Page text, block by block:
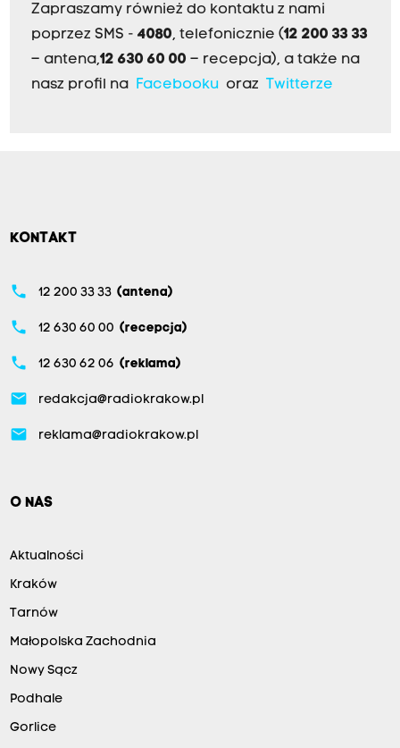
Zapraszamy również do kontaktu z nami
poprzez SMS - 4080, telefonicznie (12 200 33 33
– antena,12 630 60 00 – recepcja), a także na
nasz profil na Facebookuoraz Twitterze
KONTAKT
phone 12 200 33 33 (antena)
phone 12 630 60 00 (recepcja)
phone 12 630 62 06 (reklama)
email redakcja@radiokrakow.pl
email reklama@radiokrakow.pl
O NAS
Aktualności
Kraków
Tarnów
Małopolska Zachodnia
Nowy Sącz
Podhale
Gorlice